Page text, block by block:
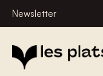
Newsletter